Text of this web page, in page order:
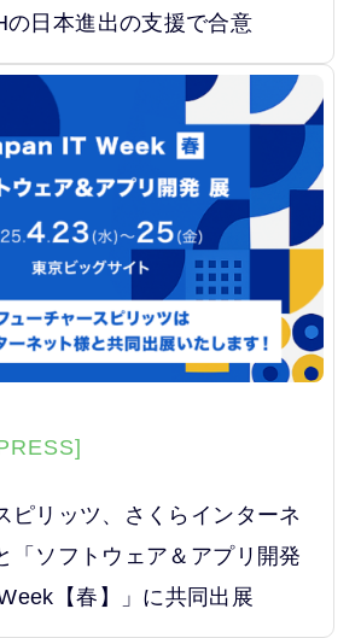
日本進出の支援で合意
ピリッツ、さくらインターネ
「ソフトウェア＆アプリ開発
【春】」に共同出展